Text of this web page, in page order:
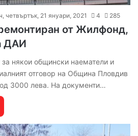
четвъртък, 21 януари, 2021 4 285
от Жилфонд,
ДАИ
някои общински наематели и
отговор на Община Пловдив
3000 лева. На документи…